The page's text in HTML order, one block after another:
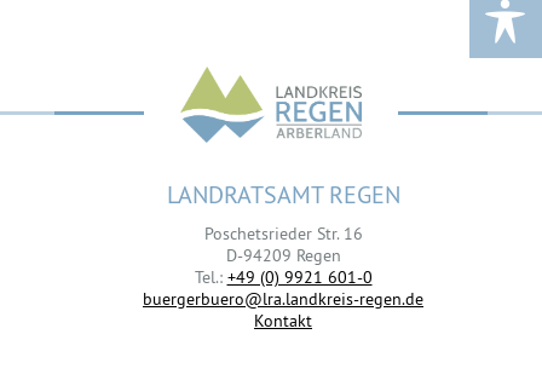
LANDRATSAMT REGEN
Poschetsrieder Str. 16
D-94209 Regen
Tel.: +49 (0) 9921 601-0
buergerbuero@lra.landkreis-regen.de
Kontakt